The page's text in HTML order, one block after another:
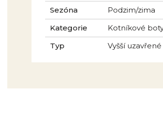
Sezóna
Podzim/zima
Kategorie
Kotníkové
Typ
Vyšší